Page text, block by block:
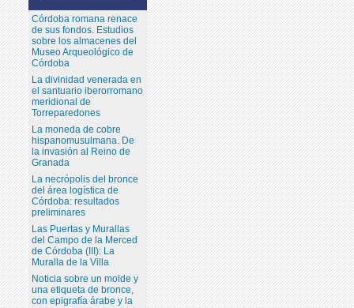
Córdoba romana renace
de sus fondos. Estudios
sobre los almacenes del
Museo Arqueológico de
Córdoba
La divinidad venerada en
el santuario iberorromano
meridional de
Torreparedones
La moneda de cobre
hispanomusulmana. De
la invasión al Reino de
Granada
La necrópolis del bronce
del área logística de
Córdoba: resultados
preliminares
Las Puertas y Murallas
del Campo de la Merced
de Córdoba (III): La
Muralla de la Villa
Noticia sobre un molde y
una etiqueta de bronce,
con epigrafía árabe y la